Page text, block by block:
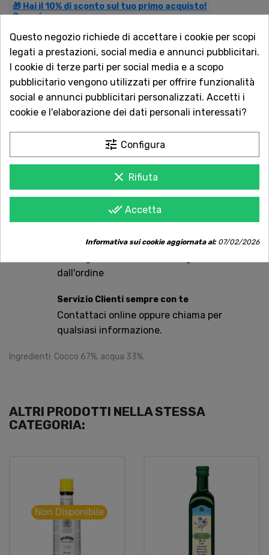
🎁 Hai il 10% di sconto sul tuo primo acquisto!
Scopri come.
QUANTITÀ
Dal 1957 a Catania. Clicca e leggi le oltre
1.000 recensioni dei nostri clienti.
Spedizioni rapide
dall'ordine
Servizio Clienti sempre con te
Contattaci online oppure chiama per
qualsiasi informazione.
Ingredienti: Cocco 67%, acqua 33%.
ALTRI PRODOTTI NELLA STESSA
CATEGORIA:
Non Disponibile
Questo negozio richiede di accettare i cookie per scopi
legati a prestazioni, social media e annunci pubblicitari.
I cookie di terze parti per social media e a scopo
pubblicitario vengono utilizzati per offrire funzionalità
social e annunci pubblicitari personalizzati. Accetti i
cookie e l'elaborazione dei dati personali interessati?
tune Configura
clear Rifiuta
done_all Accetta
Informativa sui cookie aggiornata al:07/02/2026